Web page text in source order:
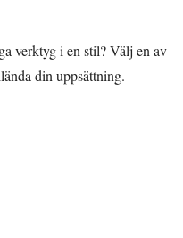
verktyg i en stil? Välj en av
din uppsättning.